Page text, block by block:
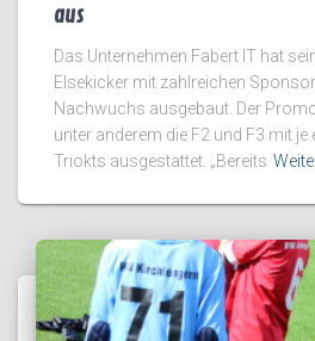
aus
Das Unternehmen Fabert IT hat
Elsekicker mit zahlreichen
Nachwuchs ausgebaut. Der
unter anderem die F2 und F3 mit
Triokts ausgestattet. „Bereits